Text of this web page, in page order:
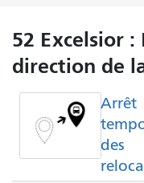
52 Excelsior
direction de
Arrêt
des